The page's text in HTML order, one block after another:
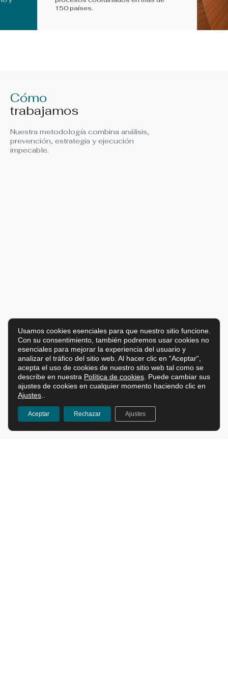
150 países.
Cómo
trabajamos
Nuestra metodología combina análisis,
prevención, estrategia y ejecución
impecable.
Usamos cookies esenciales para que nuestro sitio funcione.
Con su consentimiento, también podremos usar cookies no
esenciales para mejorar la experiencia del usuario y
analizar el tráfico del sitio web. Al hacer clic en “Aceptar“,
acepta el uso de cookies de nuestro sitio web tal como se
describe en nuestra Política de cookies . Puede cambiar sus
ajustes de cookies en cualquier momento haciendo clic en
Ajustes
Aceptar Rechazar Ajustes